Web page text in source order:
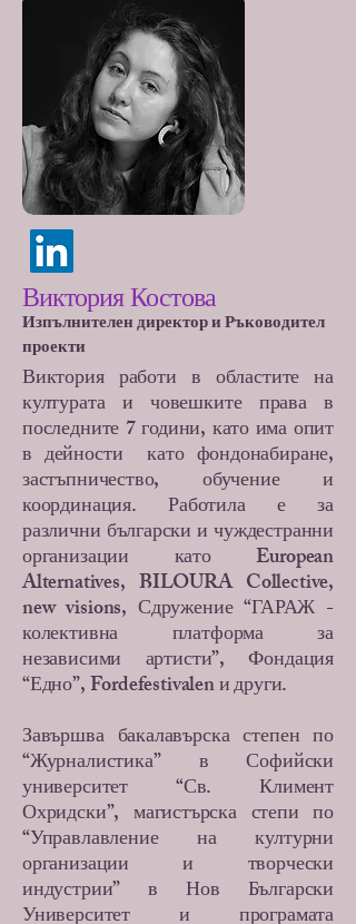
Виктория Костова
Изпълнителен директор и Ръководител
проекти
Виктория работи в областите на
културата и човешките права в
последните 7 години, като има опит
в дейности като фондонабиране,
застъпничество, обучение и
координация. Работила е за
различни български и чуждестранни
организации като European
Alternatives, BILOURA Collective,
new visions, Сдружение “ГАРАЖ -
колективна платформа за
независими артисти”, Фондация
“Едно”, Fordefestivalen и други.
Завършва бакалавърска степен по
“Журналистика” в Софийски
университет “Св. Климент
Охридски”, магистърска степи по
“Управлавление на културни
организации и творчески
индустрии” в Нов Български